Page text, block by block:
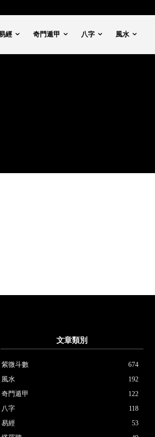
經 奇門遁甲 八字 風水
文章類別
紫微斗數
674
風水
192
奇門遁甲
122
八字
118
易經
53